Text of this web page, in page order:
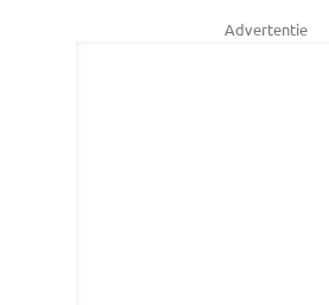
Advertentie